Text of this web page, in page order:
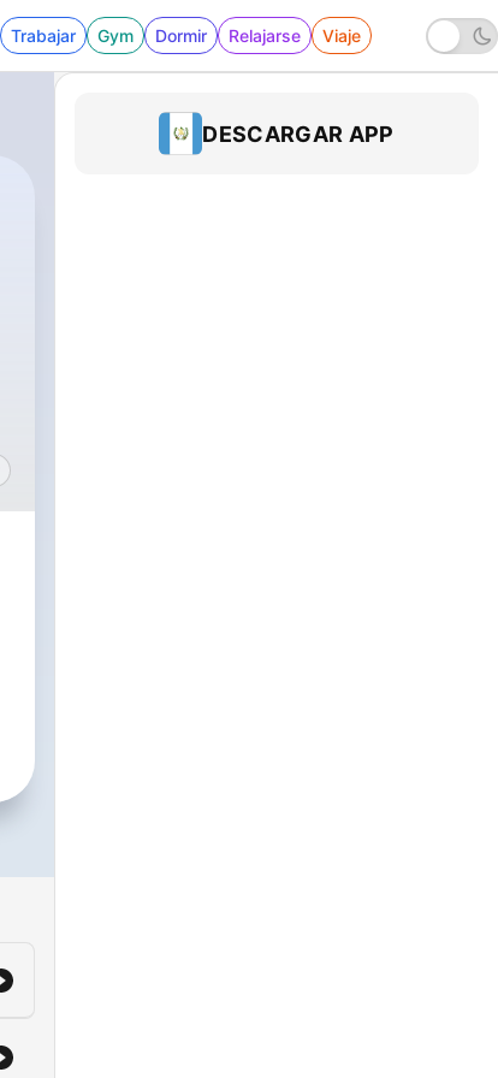
Trabajar Gym Dormir Relajarse Viaje
DESCARGAR APP